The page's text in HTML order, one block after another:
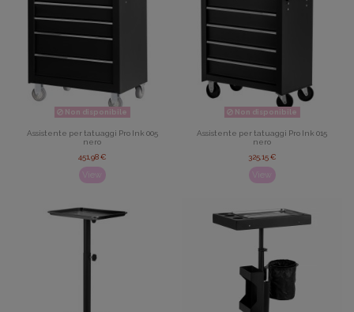
Non disponibile
Assistente per tatuaggi Pro Ink 005
nero
451,98 €
View
Non disponibile
Assistente per tatuaggi Pro Ink 015
nero
325,15 €
View